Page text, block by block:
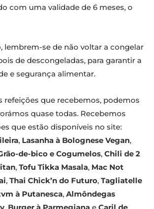
com uma validade de 6 meses, o
lembrem-se de não voltar a congelar
de descongeladas, para garantir a
e segurança alimentar.
refeições que recebemos, podemos
quase todas. Recebemos
que estão disponíveis no site:
, Lasanha à Bolognese Vegan,
de-bico e Cogumelos, Chili de 2
, Tofu Tikka Masala, Mac Not
, Thai Chick’n do Futuro, Tagliatelle
à Putanesca, Almôndegas